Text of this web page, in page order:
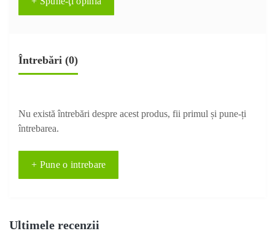
Întrebări (0)
Nu există întrebări despre acest produs, fii primul și pune-ți
întrebarea.
+ Pune o intrebare
Ultimele recenzii